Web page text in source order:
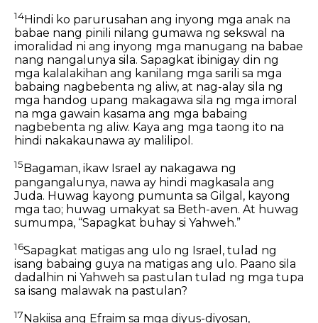
14Hindi ko parurusahan ang inyong mga anak na
babae nang pinili nilang gumawa ng sekswal na
imoralidad ni ang inyong mga manugang na babae
nang nangalunya sila. Sapagkat ibinigay din ng
mga kalalakihan ang kanilang mga sarili sa mga
babaing nagbebenta ng aliw, at nag-alay sila ng
mga handog upang makagawa sila ng mga imoral
na mga gawain kasama ang mga babaing
nagbebenta ng aliw. Kaya ang mga taong ito na
hindi nakakaunawa ay malilipol.
15 Bagaman, ikaw Israel ay nakagawa ng
pangangalunya, nawa ay hindi magkasala ang
Juda. Huwag kayong pumunta sa Gilgal, kayong
mga tao; huwag umakyat sa Beth-aven. At huwag
sumumpa, “Sapagkat buhay si Yahweh.”
16Sapagkat matigas ang ulo ng Israel, tulad ng
isang babaing guya na matigas ang ulo. Paano sila
dadalhin ni Yahweh sa pastulan tulad ng mga tupa
sa isang malawak na pastulan?
17 Nakiisa ang Efraim sa mga diyus-diyosan,